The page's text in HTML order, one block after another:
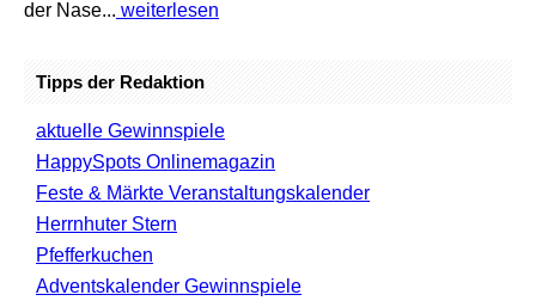
der Nase... weiterlesen
Tipps der Redaktion
aktuelle Gewinnspiele
HappySpots Onlinemagazin
Feste & Märkte Veranstaltungskalender
Herrnhuter Stern
Pfefferkuchen
Adventskalender Gewinnspiele